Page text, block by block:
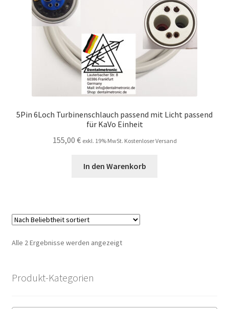
5Pin 6Loch Turbinenschlauch passend mit Licht passend
für KaVo Einheit
155,00 € exkl. 19% MwSt. Kostenloser Versand
In den Warenkorb
Alle 2 Ergebnisse werden angezeigtNach
Produkt-Kategorien